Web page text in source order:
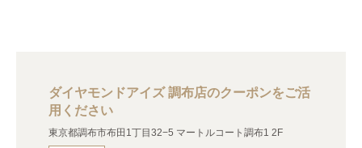
ダイヤモンドアイズ 調布店のクーポンをご活
用ください
東京都調布市布田1丁目32−5 マートルコート調布1 2F